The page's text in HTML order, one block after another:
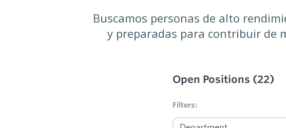
Buscamos personas de alto
y preparadas para contribuir de